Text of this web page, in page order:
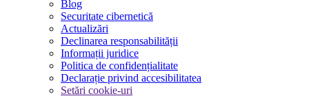
Blog
Securitate cibernetică
Actualizări
Declinarea responsabilității
Informații juridice
Politica de confidențialitate
Declarație privind accesibilitatea
Setări cookie-uri